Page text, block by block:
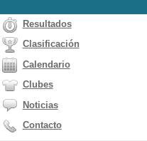
Resultados
Clasificación
Calendario
Clubes
Noticias
Contacto